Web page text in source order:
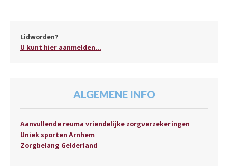
Lidworden?
U kunt hier aanmelden...
ALGEMENE INFO
Aanvullende reuma vriendelijke zorgverzekeringen
Uniek sporten Arnhem
Zorgbelang Gelderland